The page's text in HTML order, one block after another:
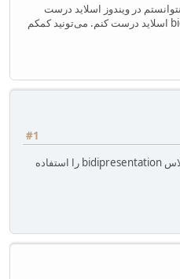
در ویندوز اسلاید درست
کنم. آخذر مجبور شدم با bidibeamer اسلاید درست کنم. می‌تونید کمکم
#1
برای درست کردن اسلاید بایستی کلاس bidipresentation را استفاده